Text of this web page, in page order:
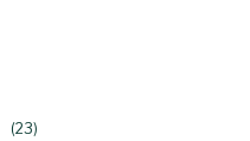
23